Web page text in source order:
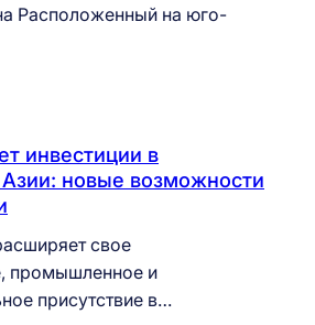
Расположенный на юго-
инвестиции в
новые возможности
свое
промышленное и
присутствие в…